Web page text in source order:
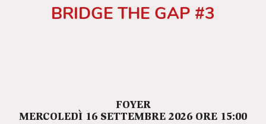
BRIDGE THE GAP #3
FOYER
MERCOLEDÌ 16 SETTEMBRE 2026 ORE 15:00